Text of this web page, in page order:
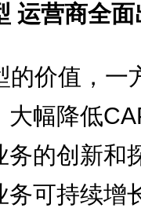
运营商全面
的价值，一
大幅降低
务的创新和
务可持续增